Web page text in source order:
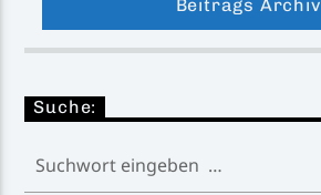
Beitrags Archiv
Suche: